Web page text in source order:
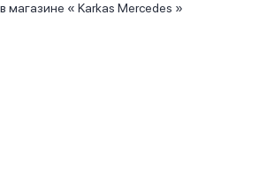
в магазине « Karkas Mercedes »